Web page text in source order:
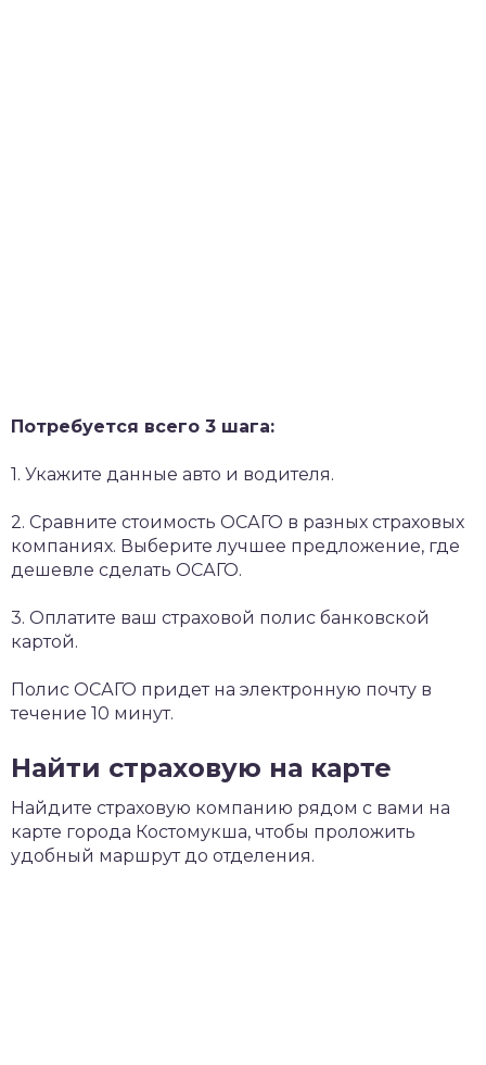
Потребуется всего 3 шага:
1. Укажите данные авто и водителя.
2. Сравните стоимость ОСАГО в разных страховых
компаниях. Выберите лучшее предложение, где
дешевле сделать ОСАГО.
3. Оплатите ваш страховой полис банковской
картой.
Полис ОСАГО придет на электронную почту в
течение 10 минут.
Найти страховую на карте
Найдите страховую компанию рядом с вами на
карте города Костомукша, чтобы проложить
удобный маршрут до отделения.